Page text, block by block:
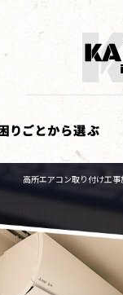
高所エアコン取り付け工